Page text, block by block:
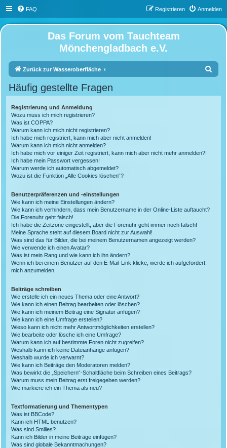
FAQ Anmelden
Registrieren
Das Forum vom Tauchteam
Mönchengladbach e.V.
Zurück zur Wasseroberfläche
Häufig gestellte Fragen
Registrierung und Anmeldung
Wozu muss ich mich registrieren?
Was ist COPPA?
Warum kann ich mich nicht registrieren?
Ich habe mich registriert, kann mich aber nicht anmelden!
Warum kann ich mich nicht anmelden?
Ich habe mich vor einiger Zeit registriert, kann mich aber nicht mehr anmelden?!
Ich habe mein Passwort vergessen!
Warum werde ich automatisch abgemeldet?
Wozu ist die Funktion „Alle Cookies löschen“?
Benutzerpräferenzen und -einstellungen
Wie kann ich meine Einstellungen ändern?
Wie kann ich verhindern, dass mein Benutzername in der Online-Liste auftaucht?
Die Forenuhr geht falsch!
Ich habe die Zeitzone eingestellt, aber die Forenuhr geht immer noch falsch!
Meine Sprache steht auf diesem Board nicht zur Auswahl!
Was sind das für Bilder, die bei meinem Benutzernamen angezeigt werden?
Wie verwende ich einen Avatar?
Was ist mein Rang und wie kann ich ihn ändern?
Wenn ich bei einem Benutzer auf den E-Mail-Link klicke, werde ich aufgefordert,
mich anzumelden.
Beiträge schreiben
Wie erstelle ich ein neues Thema oder eine Antwort?
Wie kann ich einen Beitrag bearbeiten oder löschen?
Wie kann ich meinem Beitrag eine Signatur anfügen?
Wie kann ich eine Umfrage erstellen?
Wieso kann ich nicht mehr Antwortmöglichkeiten erstellen?
Wie bearbeite oder lösche ich eine Umfrage?
Warum kann ich auf bestimmte Foren nicht zugreifen?
Weshalb kann ich keine Dateianhänge anfügen?
Weshalb wurde ich verwarnt?
Wie kann ich Beiträge den Moderatoren melden?
Was bewirkt die „Speichern“-Schaltfläche beim Schreiben eines Beitrags?
Warum muss mein Beitrag erst freigegeben werden?
Wie markiere ich ein Thema als neu?
Textformatierung und Thementypen
Was ist BBCode?
Kann ich HTML benutzen?
Was sind Smilies?
Kann ich Bilder in meine Beiträge einfügen?
Was sind globale Bekanntmachungen?